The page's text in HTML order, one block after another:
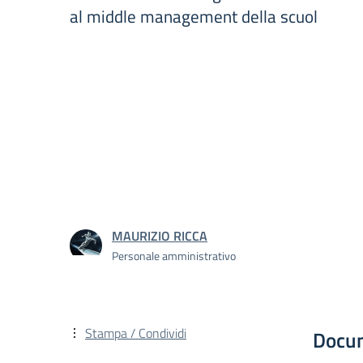
al middle management della scuol
MAURIZIO RICCA
Personale amministrativo
Stampa / Condividi